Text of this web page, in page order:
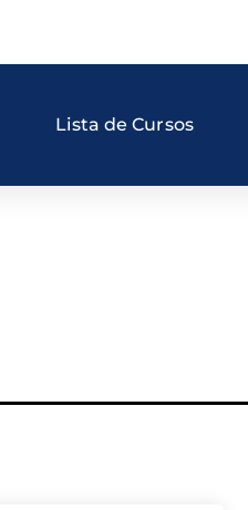
Lista de Cursos